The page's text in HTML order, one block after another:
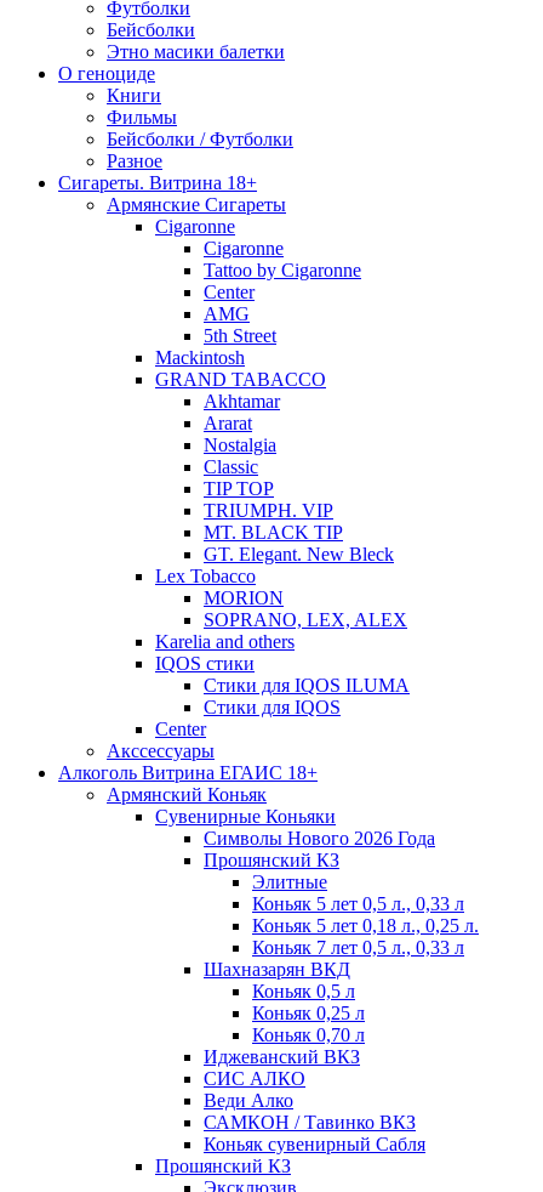
Футболки
Бейсболки
Этно масики балетки
О геноциде
Книги
Фильмы
Бейсболки / Футболки
Разное
Сигареты. Витрина 18+
Армянские Сигареты
Cigaronne
Cigaronne
Tattoo by Cigaronne
Center
AMG
5th Street
Mackintosh
GRAND TABACCO
Akhtamar
Ararat
Nostalgia
Classic
TIP TOP
TRIUMPH. VIP
MT. BLACK TIP
GT. Elegant. New Bleck
Lex Tobacco
MORION
SOPRANO, LEX, ALEX
Karelia and others
IQOS стики
Стики для IQOS ILUMA
Стики для IQOS
Сenter
Акссессуары
Алкоголь Витрина ЕГАИС 18+
Армянский Коньяк
Сувенирные Коньяки
Символы Нового 2026 Года
Прошянский КЗ
Элитные
Коньяк 5 лет 0,5 л., 0,33 л
Коньяк 5 лет 0,18 л., 0,25 л.
Коньяк 7 лет 0,5 л., 0,33 л
Шахназарян ВКД
Коньяк 0,5 л
Коньяк 0,25 л
Коньяк 0,70 л
Иджеванский ВКЗ
СИС АЛКО
Веди Алко
САМКОН / Тавинко ВКЗ
Коньяк сувенирный Сабля
Прошянский КЗ
Эксклюзив